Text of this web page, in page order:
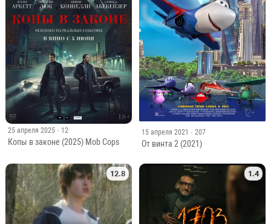
25 апреля 2025 · 12
Копы в законе (2025) Mob Cops
15 апреля 2021 · 207
От винта 2 (2021)
12.8